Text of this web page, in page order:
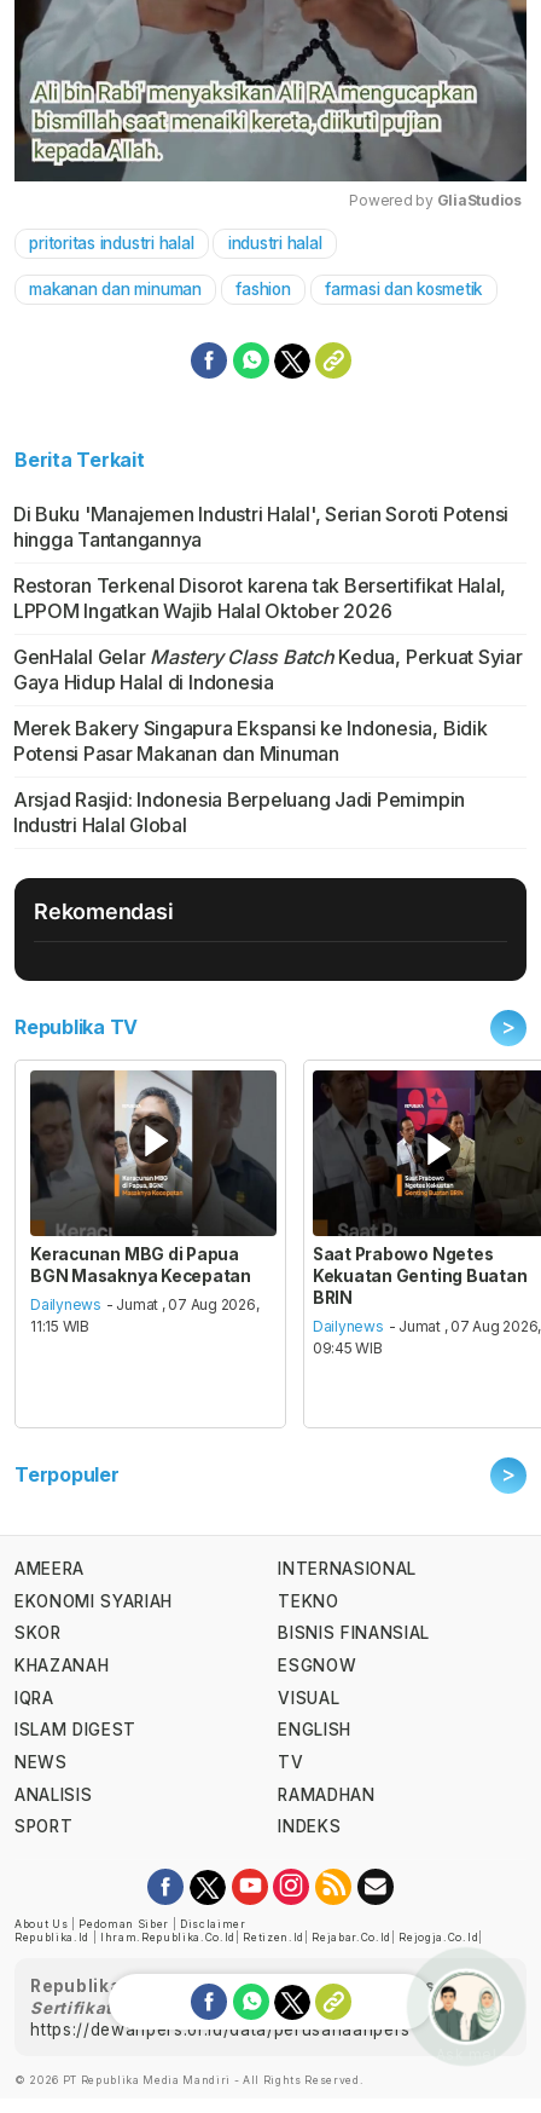
Powered by GliaStudios
pritoritas industri halal industri halal
makanan dan minuman fashion farmasi dan kosmetik
Berita Terkait
Di Buku 'Manajemen Industri Halal', Serian Soroti Potensi
hingga Tantangannya
Restoran Terkenal Disorot karena tak Bersertifikat Halal,
LPPOM Ingatkan Wajib Halal Oktober 2026
GenHalal Gelar Mastery Class BatchKedua, Perkuat Syiar
Gaya Hidup Halal di Indonesia
Merek Bakery Singapura Ekspansi ke Indonesia, Bidik
Potensi Pasar Makanan dan Minuman
Arsjad Rasjid: Indonesia Berpeluang Jadi Pemimpin
Industri Halal Global
Rekomendasi
Republika TV >
Keracunan MBG di Papua
BGN Masaknya Kecepatan
Dailynews - Jumat , 07 Aug 2026,
11:15 WIB
Saat Prabowo Ngetes
Kekuatan Genting Buatan
BRIN
Dailynews - Jumat , 07 Aug 2026,
09:45 WIB
Terpopuler >
AMEERA
EKONOMI SYARIAH
SKOR
KHAZANAH
IQRA
ISLAM DIGEST
NEWS
ANALISIS
SPORT
INTERNASIONAL
TEKNO
BISNIS FINANSIAL
ESGNOW
VISUAL
ENGLISH
TV
RAMADHAN
INDEKS
About Us Pedoman Siber
Disclaimer
Republika.id
Ihram.republika.co.id Retizen.id Rejabar.co.id Rejogja.co.id
Republika telah diverifikasi oleh Dewan Pers
Sertifikat Nomor 1058/DP-Verifikasi/K/XII/2022
https://dewanpers.or.id/data/perusahaanpers
© 2026 PT Republika Media Mandiri - All Rights Reserved.
Ask me!